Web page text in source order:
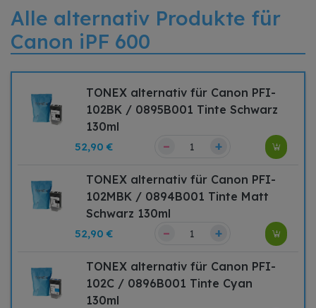
Alle alternativ Produkte für
Canon iPF 600
TONEX alternativ für Canon PFI-
102BK / 0895B001 Tinte Schwarz
130ml
52,90 € – +
TONEX alternativ für Canon PFI-
102MBK / 0894B001 Tinte Matt
Schwarz 130ml
52,90 € – +
TONEX alternativ für Canon PFI-
102C / 0896B001 Tinte Cyan
130ml